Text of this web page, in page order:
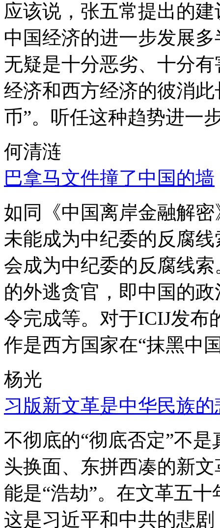
应该说，张五常提出的
中国经济的进一步发展
无疑是十分恶劣、十分
经济和西方经济的彼消
币”。听任这种趋势进一
何清涟
巴拿马文件撞了中国的墙
如同《中国离岸金融解
未能成为中纪委的反腐
会成为中纪委的反腐线
的外逃贪官，即中国的
令完成等。对于ICIJ发布
作是西方国家在“抹黑中
杨光
习版新文革是中华民族的
不彻底的“彻底否定”不
头换面、东拼西凑的新
能是“浩劫”。在文革五
这是习近平和中共的悲